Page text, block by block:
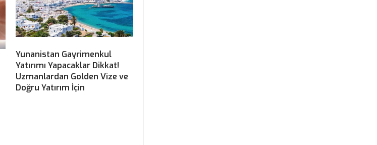
Yunanistan Gayrimenkul
Yatırımı Yapacaklar Dikkat!
Uzmanlardan Golden Vize ve
Doğru Yatırım İçin